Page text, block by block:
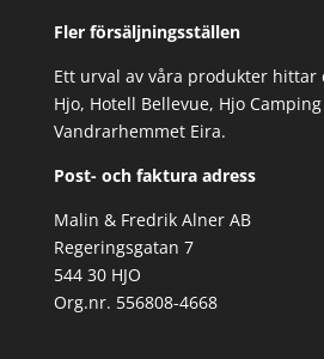
Fler försäljningsställen
Ett urval av våra produkter hittar
Hjo, Hotell Bellevue, Hjo
Vandrarhemmet Eira.
Post- och faktura adress
Malin & Fredrik Alner AB
Regeringsgatan 7
544 30 HJO
Org.nr. 556808-4668